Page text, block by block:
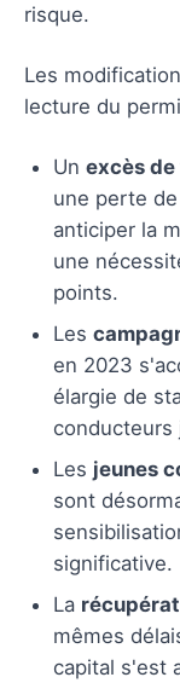
risque.
Les
lecture du
Un excès
une perte
anticiper la
une
points.
Les
en 2023
élargie de
conducteurs
Les jeunes
sont
significative.
La
mêmes
capital s'est